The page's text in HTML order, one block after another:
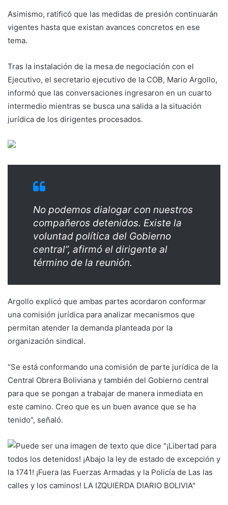
Asimismo, ratificó que las medidas de presión continuarán
vigentes hasta que existan avances concretos en ese
tema.
Tras la instalación de la mesa de negociación con el
Ejecutivo, el secretario ejecutivo de la COB, Mario Argollo,
informó que las conversaciones ingresaron en un cuarto
intermedio mientras se busca una salida a la situación
jurídica de los dirigentes procesados.
No podemos dialogar con nuestros
compañeros detenidos. Existe la
voluntad política del Gobierno
central”, afirmó el dirigente al
término de la reunión.
Argollo explicó que ambas partes acordaron conformar
una comisión jurídica para analizar mecanismos que
permitan atender la demanda planteada por la
organización sindical.
“Se está conformando una comisión de parte jurídica de la
Central Obrera Boliviana y también del Gobierno central
para que se pongan a trabajar de manera inmediata en
este camino. Creo que es un buen avance que se ha
tenido”, señaló.